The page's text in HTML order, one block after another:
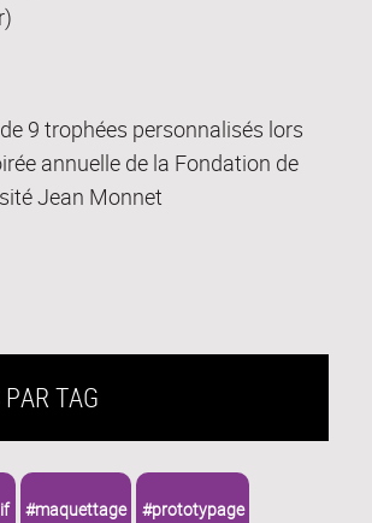
9 trophées personnalisés lors
annuelle de la Fondation de
Jean Monnet
TAG
#maquettage #prototypage